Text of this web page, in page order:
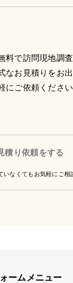
料で訪問現地調
なお見積りをお
にご依頼ください
積り依頼をする
いなくてもお気軽にご相
ームメニュー